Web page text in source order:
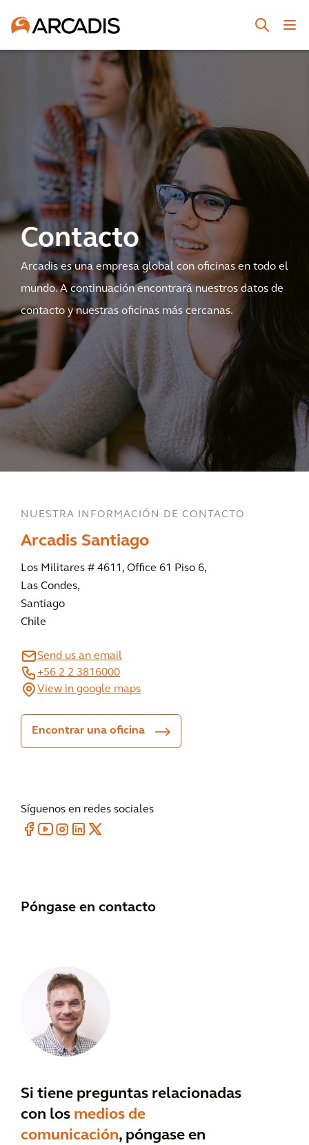
Contacto
Arcadis es una empresa global con oficinas en todo el
mundo. A continuación encontrará nuestros datos de
contacto y nuestras oficinas más cercanas.
NUESTRA INFORMACIÓN DE CONTACTO
Arcadis Santiago
Los Militares # 4611, Office 61 Piso 6,
Las Condes,
Santiago
Chile
Send us an email
+56 2 2 3816000
View in google maps
Encontrar una oficina
Síguenos en redes sociales
Póngase en contacto
Si tiene preguntas relacionadas
con los medios de
comunicación, póngase en